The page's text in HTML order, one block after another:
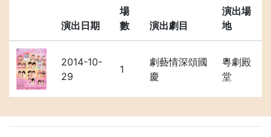
演出日期
場
數
演出劇目
演出場
地
2014-10-
29
1
劇藝情深頌國
慶
粵劇殿
堂